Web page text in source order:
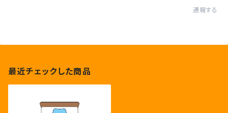
通報する
最近チェックした商品